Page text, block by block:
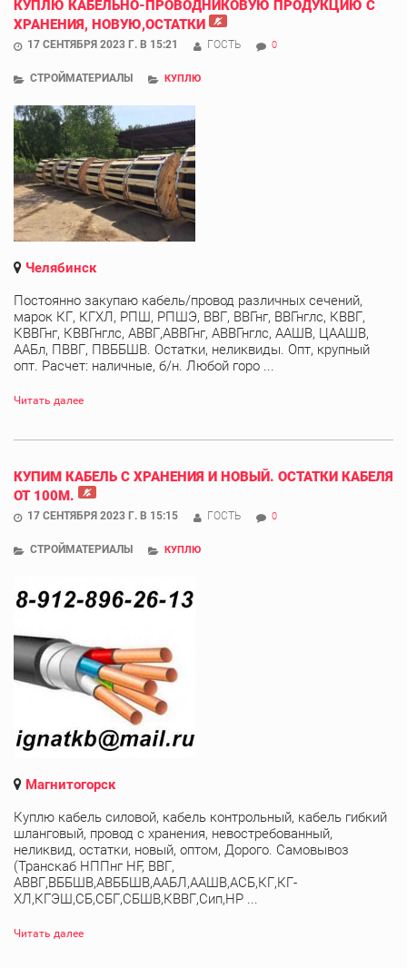
КУПЛЮ КАБЕЛЬНО-ПРОВОДНИКОВУЮ ПРОДУКЦИЮ С
ХРАНЕНИЯ, НОВУЮ,ОСТАТКИ
17 СЕНТЯБРЯ 2023 Г. В 15:21 ГОСТЬ 0
СТРОЙМАТЕРИАЛЫ КУПЛЮ
Челябинск
Постоянно закупаю кабель/провод различных сечений,
марок КГ, КГХЛ, РПШ, РПШЭ, ВВГ, ВВГнг, ВВГнглс, КВВГ,
КВВГнг, КВВГнглс, АВВГ,АВВГнг, АВВГнглс, ААШВ, ЦААШВ,
ААБл, ПВВГ, ПВББШВ. Остатки, неликвиды. Опт, крупный
опт. Расчет: наличные, б/н. Любой горо ...
Читать далее
КУПИМ КАБЕЛЬ С ХРАНЕНИЯ И НОВЫЙ. ОСТАТКИ КАБЕЛЯ
ОТ 100М.
17 СЕНТЯБРЯ 2023 Г. В 15:15 ГОСТЬ 0
СТРОЙМАТЕРИАЛЫ КУПЛЮ
Магнитогорск
Куплю кабель силовой, кабель контрольный, кабель гибкий
шланговый, провод с хранения, невостребованный,
неликвид, остатки, новый, оптом, Дорого. Самовывоз
(Транскаб НППнг HF, ВВГ,
АВВГ,ВББШВ,АВББШВ,ААБЛ,ААШВ,АСБ,КГ,КГ-
ХЛ,КГЭШ,СБ,СБГ,СБШВ,КВВГ,Сип,НР ...
Читать далее